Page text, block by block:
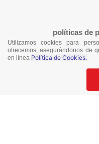
políticas de
Utilizamos cookies para
ofrecemos, asegurándonos de
en línea Política de Cookies.
¡No te